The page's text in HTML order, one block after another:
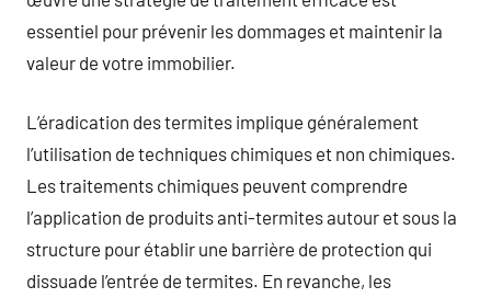
essentiel pour prévenir les dommages et maintenir la
valeur de votre immobilier.
L’éradication des termites implique généralement
l’utilisation de techniques chimiques et non chimiques.
Les traitements chimiques peuvent comprendre
l’application de produits anti-termites autour et sous la
structure pour établir une barrière de protection qui
dissuade l’entrée de termites. En revanche, les